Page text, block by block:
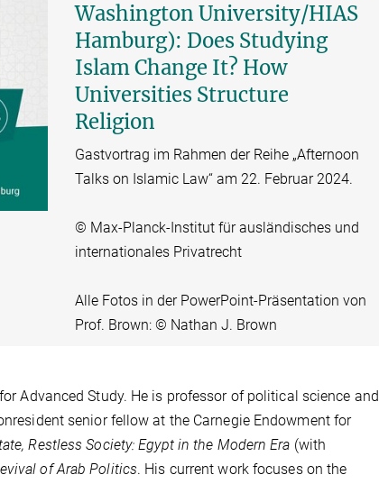
Washington University/HIAS
Hamburg): Does Studying
Islam Change It? How
Universities Structure
Religion
Gastvortrag im Rahmen der Reihe „Afternoon
Talks on Islamic Law“ am 22. Februar 2024.
© Max-Planck-Institut für ausländisches und
internationales Privatrecht
Alle Fotos in der PowerPoint-Präsentation von
Prof. Brown: © Nathan J. Brown
Advanced Study. He is professor of political science and
senior fellow at the Carnegie Endowment for
Restless Society: Egypt in the Modern Era (with
of Arab Politics. His current work focuses on the